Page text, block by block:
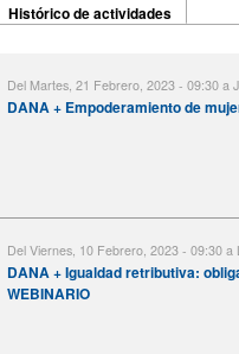
Histórico de actividades
Del Martes, 21 Febrero, 2023 - 09:30 a
DANA + Empoderamiento de
DelViernes, 10 Febrero, 2023 - 09:30 a
DANA + Igualdad retributiva:
WEBINARIO